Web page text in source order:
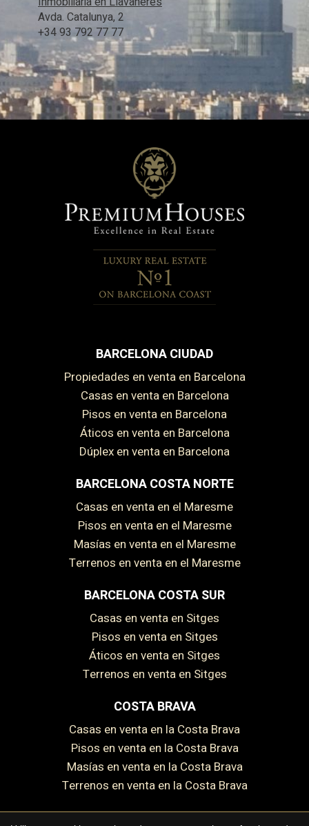
Avda. Catalunya, 2
+34 93 792 77 77
BARCELONA CIUDAD
Propiedades en venta en Barcelona
Casas en venta en Barcelona
Pisos en venta en Barcelona
Áticos en venta en Barcelona
Dúplex en venta en Barcelona
BARCELONA COSTA NORTE
Casas en venta en el Maresme
Pisos en venta en el Maresme
Masías en venta en el Maresme
Terrenos en venta en el Maresme
BARCELONA COSTA SUR
Casas en venta en Sitges
Pisos en venta en Sitges
Áticos en venta en Sitges
Terrenos en venta en Sitges
COSTA BRAVA
Casas en venta en la Costa Brava
Pisos en venta en la Costa Brava
Masías en venta en la Costa Brava
Terrenos en venta en la Costa Brava
Guardar configuración Aceptar todas